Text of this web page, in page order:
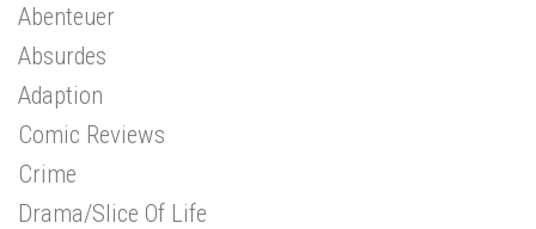
Abenteuer
Absurdes
Adaption
Comic Reviews
Crime
Drama/Slice Of Life